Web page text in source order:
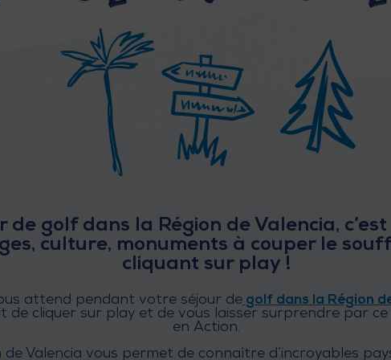
de golf dans la Région de Valencia,
culture, monuments à couper le
cliquant sur play !
attend pendant votre séjour de golf dans la Région
de cliquer sur play et de vous laisser surprendre par
en Action.
Valencia vous permet de connaître d’incroyables